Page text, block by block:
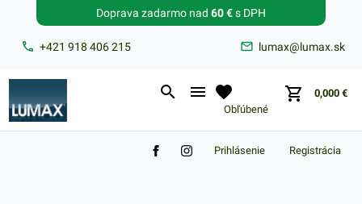
+421 918 406 215 lumax@lumax.sk
Doprava zadarmo nad 60 €s DPH
Obľúbené
0,000 €
Zabudnuté heslo?
Registrácia
Prihlásenie